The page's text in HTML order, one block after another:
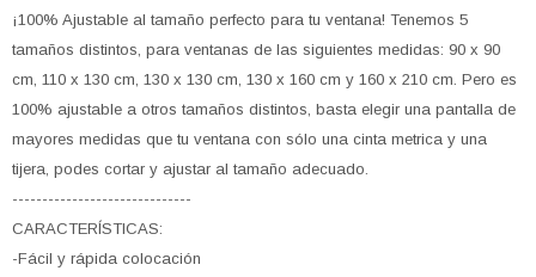
¡100% Ajustable al tamaño perfecto para tu ventana! Tenemos 5
tamaños distintos, para ventanas de las siguientes medidas: 90 x 90
cm, 110 x 130 cm, 130 x 130 cm, 130 x 160 cm y 160 x 210 cm. Pero es
100% ajustable a otros tamaños distintos, basta elegir una pantalla de
mayores medidas que tu ventana con sólo una cinta metrica y una
tijera, podes cortar y ajustar al tamaño adecuado.
------------------------------
CARACTERÍSTICAS:
-Fácil y rápida colocación